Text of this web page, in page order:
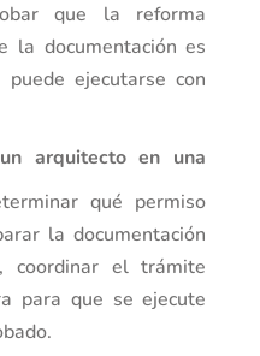
que la reforma
la documentación es
ejecutarse con
arquitecto en una
qué permiso
la documentación
coordinar el trámite
para que se ejecute